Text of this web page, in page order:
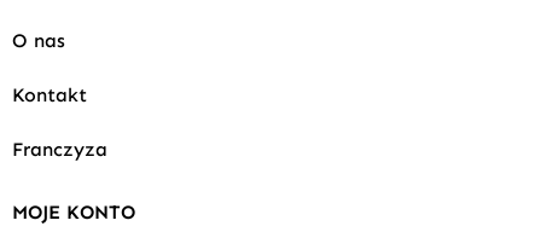
O nas
Kontakt
Franczyza
MOJE KONTO